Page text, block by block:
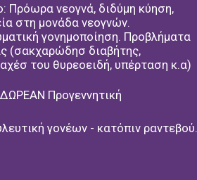
της καριέρας
Ιατρικής Σχολής του
«Άριστα».
σε έγκυρα παγκόσμια,
περιοδικά.
σε πολλά συνέδρια.
Πρόωρα νεογνά, διδύμη κύηση,
στη μονάδα νεογνών.
γονημοποίηση. Προβλήματα
(σακχαρώδησ διαβήτης,
του θυρεοειδή, υπέρταση κ.α)
ΔΩΡΕΑΝ Προγεννητική
γονέων - κατόπιν ραντεβού.